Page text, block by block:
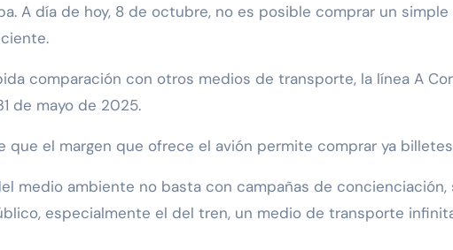
A día de hoy, 8 de octubre, no es posible comprar un
comparación con otros medios de transporte, la línea A
de mayo de 2025.
que el margen que ofrece el avión permite comprar ya
medio ambiente no basta con campañas de
especialmente el del tren, un medio de transporte